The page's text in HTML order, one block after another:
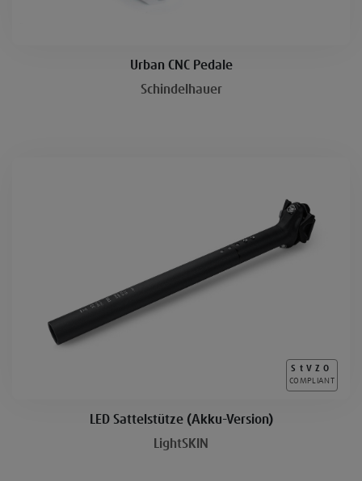
Urban CNC Pedale
Schindelhauer
StVZO
COMPLIANT
LED Sattelstütze (Akku-Version)
LightSKIN